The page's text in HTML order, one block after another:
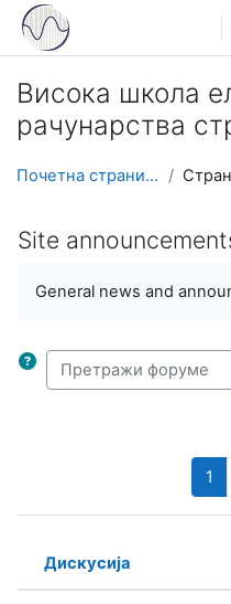
Иди на главни садржај
Висока школа
рачунарства
Почетна страница
Site
General news and
Претражи форуме
1
Статус
Дискусија